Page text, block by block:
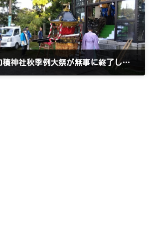
2024加積神社秋季例大祭が無事に終了しました